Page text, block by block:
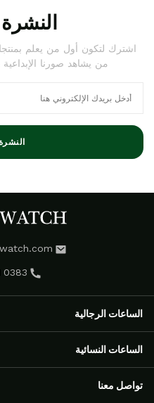
النشرة
اشترك لتكون أول من يعلم
من يشاهد صورنا
0383
الساعات الرجالية
مجموعة EMINENT
الساعات النسائية
مجموعة RADIANCE
تواصل معنا